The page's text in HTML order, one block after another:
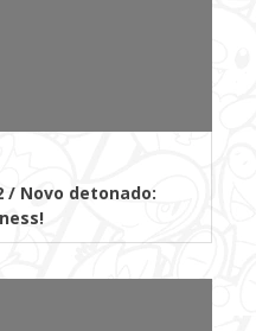
/ Novo detonado: